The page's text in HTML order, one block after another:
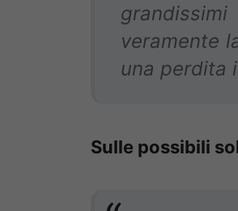
veramente
una perdita
Sulle possibili